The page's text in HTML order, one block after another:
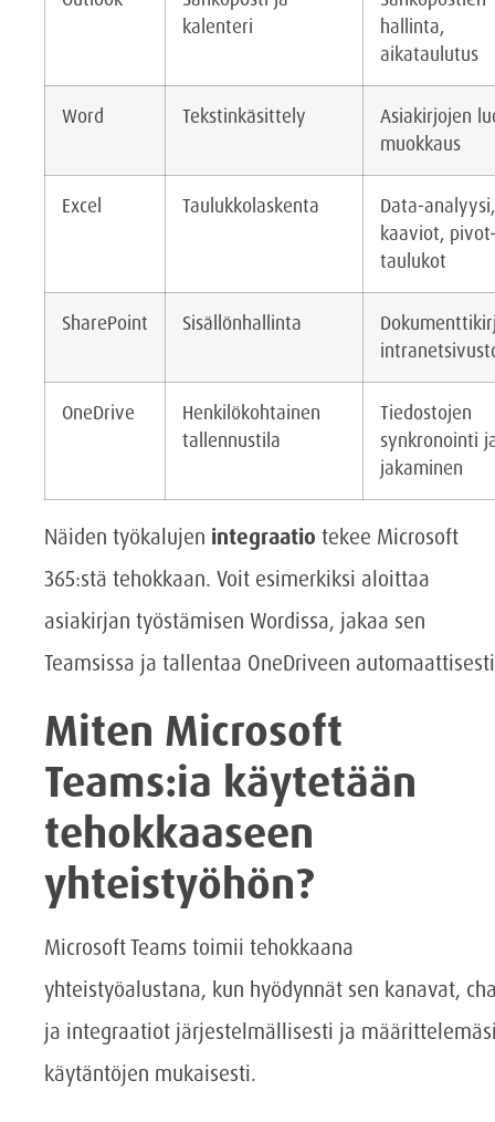
kalenteri
hallinta,
aikataulutus
Word Tekstinkäsittely
Asiakirjojen
muokkaus
Excel Taulukkolaskenta
Data-analyysi,
kaaviot, pivot-
taulukot
SharePoint Sisällönhallinta
OneDrive
Henkilökohtainen
tallennustila
Tiedostojen
synkronointi
jakaminen
Näiden työkalujen integraatio tekee Microsoft
365:stä tehokkaan. Voit esimerkiksi aloittaa
asiakirjan työstämisen Wordissa, jakaa sen
Teamsissa ja tallentaa OneDriveen
Miten Microsoft
Teams:ia käytetään
tehokkaaseen
yhteistyöhön?
Microsoft Teams toimii tehokkaana
yhteistyöalustana, kun hyödynnät sen kanavat,
ja integraatiot järjestelmällisesti ja
käytäntöjen mukaisesti.